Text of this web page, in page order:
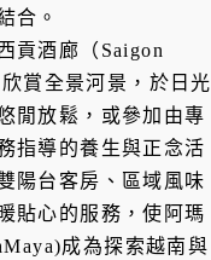
合。
貢酒廊（Saigon
賞全景河景，於日光
閒放鬆，或參加由專
指導的養生與正念活
陽台客房、區域風味
貼心的服務，使阿瑪
成為探索越南與